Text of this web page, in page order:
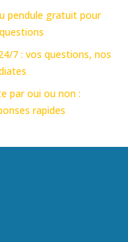
pendule gratuit pour
7 : vos questions, nos
par oui ou non :
rapides